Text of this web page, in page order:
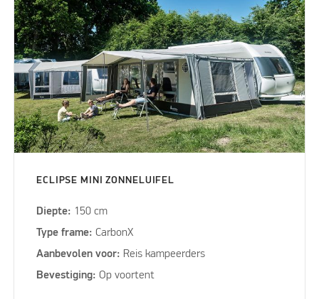
ECLIPSE MINI ZONNELUIFEL
Diepte: 150 cm
Type frame:CarbonX
Aanbevolen voor: Reis kampeerders
Bevestiging:Op voortent